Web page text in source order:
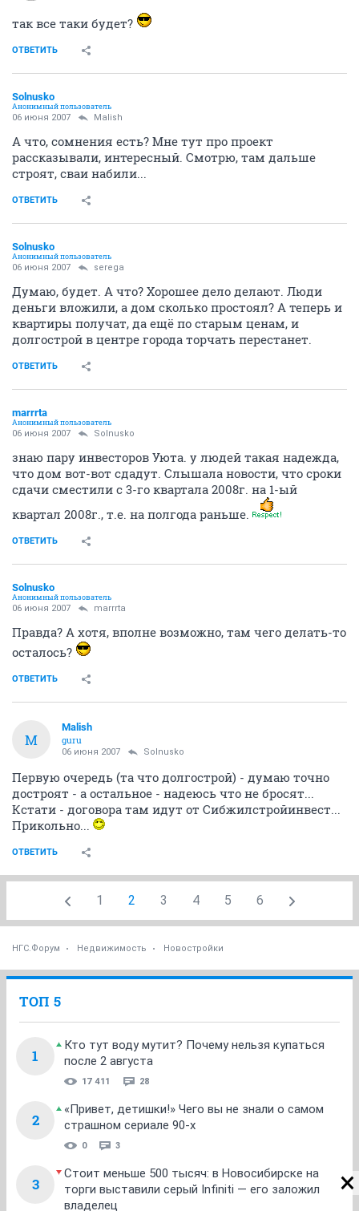
так все таки будет?
ОТВЕТИТЬ
Solnusko
Анонимный пользователь
06 июня 2007 Malish
А что, сомнения есть? Мне тут про проект
рассказывали, интересный. Смотрю, там дальше
строят, сваи набили...
ОТВЕТИТЬ
Solnusko
Анонимный пользователь
06 июня 2007 serega
Думаю, будет. А что? Хорошее дело делают. Люди
деньги вложили, а дом сколько простоял? А теперь и
квартиры получат, да ещё по старым ценам, и
долгострой в центре города торчать перестанет.
ОТВЕТИТЬ
marrrta
Анонимный пользователь
06 июня 2007 Solnusko
знаю пару инвесторов Уюта. у людей такая надежда,
что дом вот-вот сдадут. Слышала новости, что сроки
сдачи сместили с 3-го квартала 2008г. на 1-ый
квартал 2008г., т.е. на полгода раньше.
ОТВЕТИТЬ
Solnusko
Анонимный пользователь
06 июня 2007 marrrta
Правда? А хотя, вполне возможно, там чего делать-то
осталось?
ОТВЕТИТЬ
M
Malish
guru
06 июня 2007 Solnusko
Первую очередь (та что долгострой) - думаю точно
достроят - а остальное - надеюсь что не бросят...
Кстати - договора там идут от Сибжилстройинвест...
Прикольно...
ОТВЕТИТЬ
1 2 3 4 5 6
НГС.Форум Недвижимость Новостройки
ТОП 5
1
Кто тут воду мутит? Почему нельзя купаться
после 2 августа
17 411 28
2
«Привет, детишки!» Чего вы не знали о самом
страшном сериале 90-х
0 3
3
Стоит меньше 500 тысяч: в Новосибирске на
торги выставили серый Infiniti — его заложил
владелец